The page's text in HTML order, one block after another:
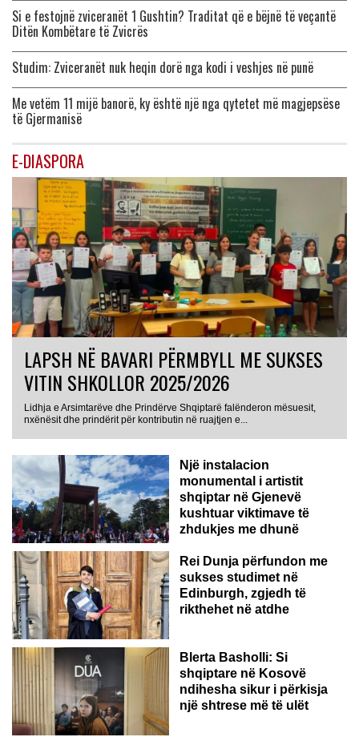
Si e festojnë zviceranët 1 Gushtin? Traditat që e bëjnë të veçantë
Ditën Kombëtare të Zvicrës
Studim: Zviceranët nuk heqin dorë nga kodi i veshjes në punë
Me vetëm 11 mijë banorë, ky është një nga qytetet më magjepsëse
të Gjermanisë
E-DIASPORA
LAPSH NË BAVARI PËRMBYLL ME SUKSES
VITIN SHKOLLOR 2025/2026
Lidhja e Arsimtarëve dhe Prindërve Shqiptarë falënderon mësuesit,
nxënësit dhe prindërit për kontributin në ruajtjen e...
Një instalacion
monumental i artistit
shqiptar në Gjenevë
kushtuar viktimave të
zhdukjes me dhunë
Rei Dunja përfundon me
sukses studimet në
Edinburgh, zgjedh të
rikthehet në atdhe
Blerta Basholli: Si
shqiptare në Kosovë
ndihesha sikur i përkisja
një shtrese më të ulët